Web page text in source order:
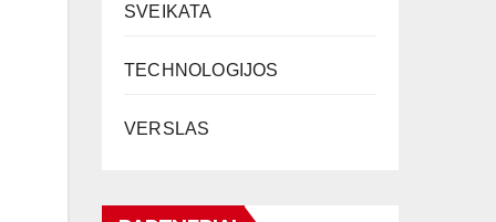
SVEIKATA
TECHNOLOGIJOS
VERSLAS